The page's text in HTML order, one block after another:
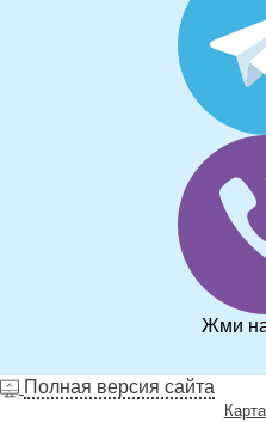
Жми
Полная версия сайта